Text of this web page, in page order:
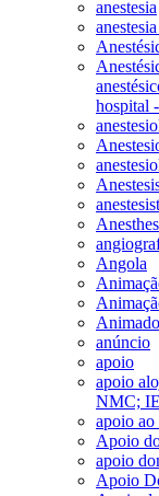
anestesia
hospital
Angola
anúncio
apoio
apoio
NMC;
apoio
Apoio
apoio
Apoio